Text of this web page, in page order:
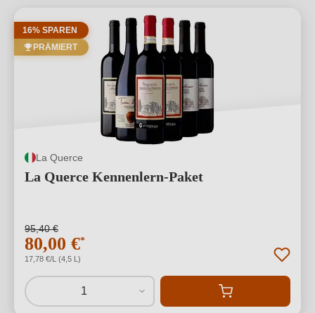
16% SPAREN
PRÄMIERT
La Querce
La Querce Kennenlern-Paket
95,40 €
80,00 €*
17,78 €/L (4,5 L)
1